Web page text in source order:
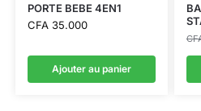
PORTE BEBE 4EN1
CFA35.000
Ajouter au panier